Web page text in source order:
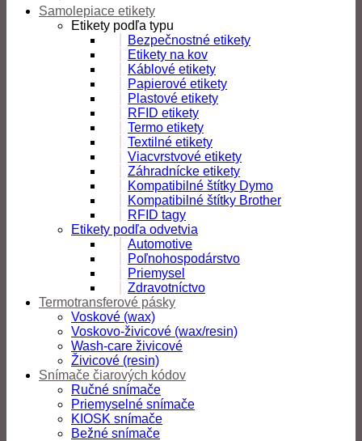
Samolepiace etikety
Etikety podľa typu
Bezpečnostné etikety
Etikety na kov
Káblové etikety
Papierové etikety
Plastové etikety
RFID etikety
Termo etikety
Textilné etikety
Viacvrstvové etikety
Záhradnícke etikety
Kompatibilné štítky Dymo
Kompatibilné štítky Brother
RFID tagy
Etikety podľa odvetvia
Automotive
Poľnohospodárstvo
Priemysel
Zdravotníctvo
Termotransferové pásky
Voskové (wax)
Voskovo-živicové (wax/resin)
Wash-care živicové
Živicové (resin)
Snímače čiarových kódov
Ručné snímače
Priemyselné snímače
KIOSK snímače
Bežné snímače